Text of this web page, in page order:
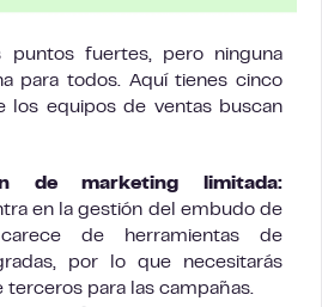
puntos fuertes, pero ninguna
para todos. Aquí tienes cinco
los equipos de ventas buscan
de marketing limitada:
en la gestión del embudo de
de herramientas de
por lo que necesitarás
terceros para las campañas.